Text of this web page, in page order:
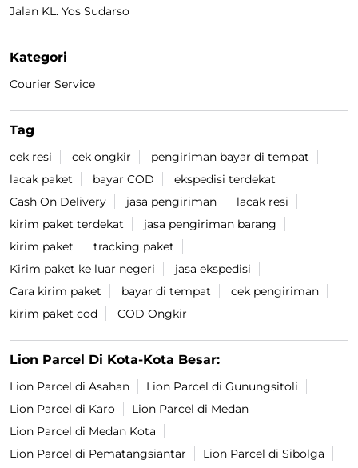
#LionParcel
#Interpack
#Singapore
#Singapura
Temukan Lokasi Terdekat
Jalan KL. Yos Sudarso
Kategori
Tag
cek resi cek ongkir
pengiriman bayar di tempat
lacak paket
bayar COD
Cash On Delivery
jasa pengiriman lacak resi